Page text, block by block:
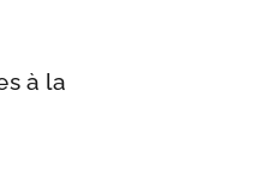
à la